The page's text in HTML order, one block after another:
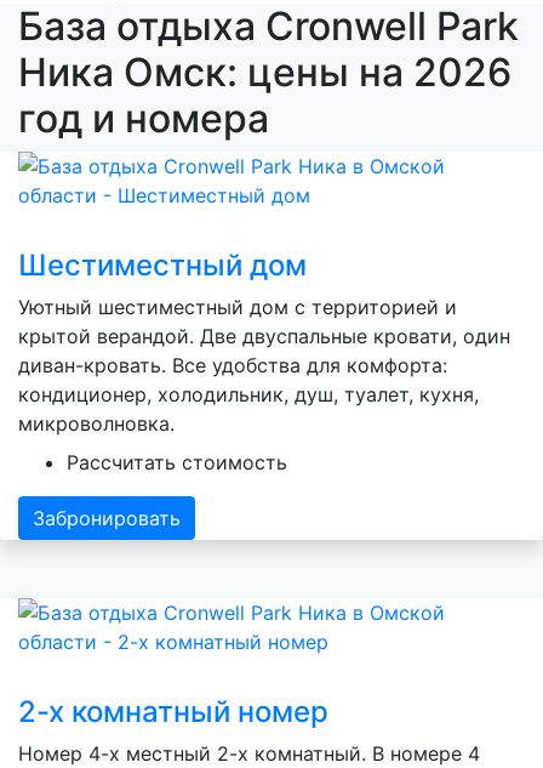
База отдыха Cronwell Park
Ника Омск: цены на 2026
год и номера
Шестиместный дом
Уютный шестиместный дом с территорией и
крытой верандой. Две двуспальные кровати, один
диван-кровать. Все удобства для комфорта:
кондиционер, холодильник, душ, туалет, кухня,
микроволновка.
Рассчитать стоимость
Забронировать
2-х комнатный номер
Номер 4-х местный 2-х комнатный. В номере 4